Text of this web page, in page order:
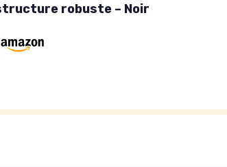
robuste – Noir